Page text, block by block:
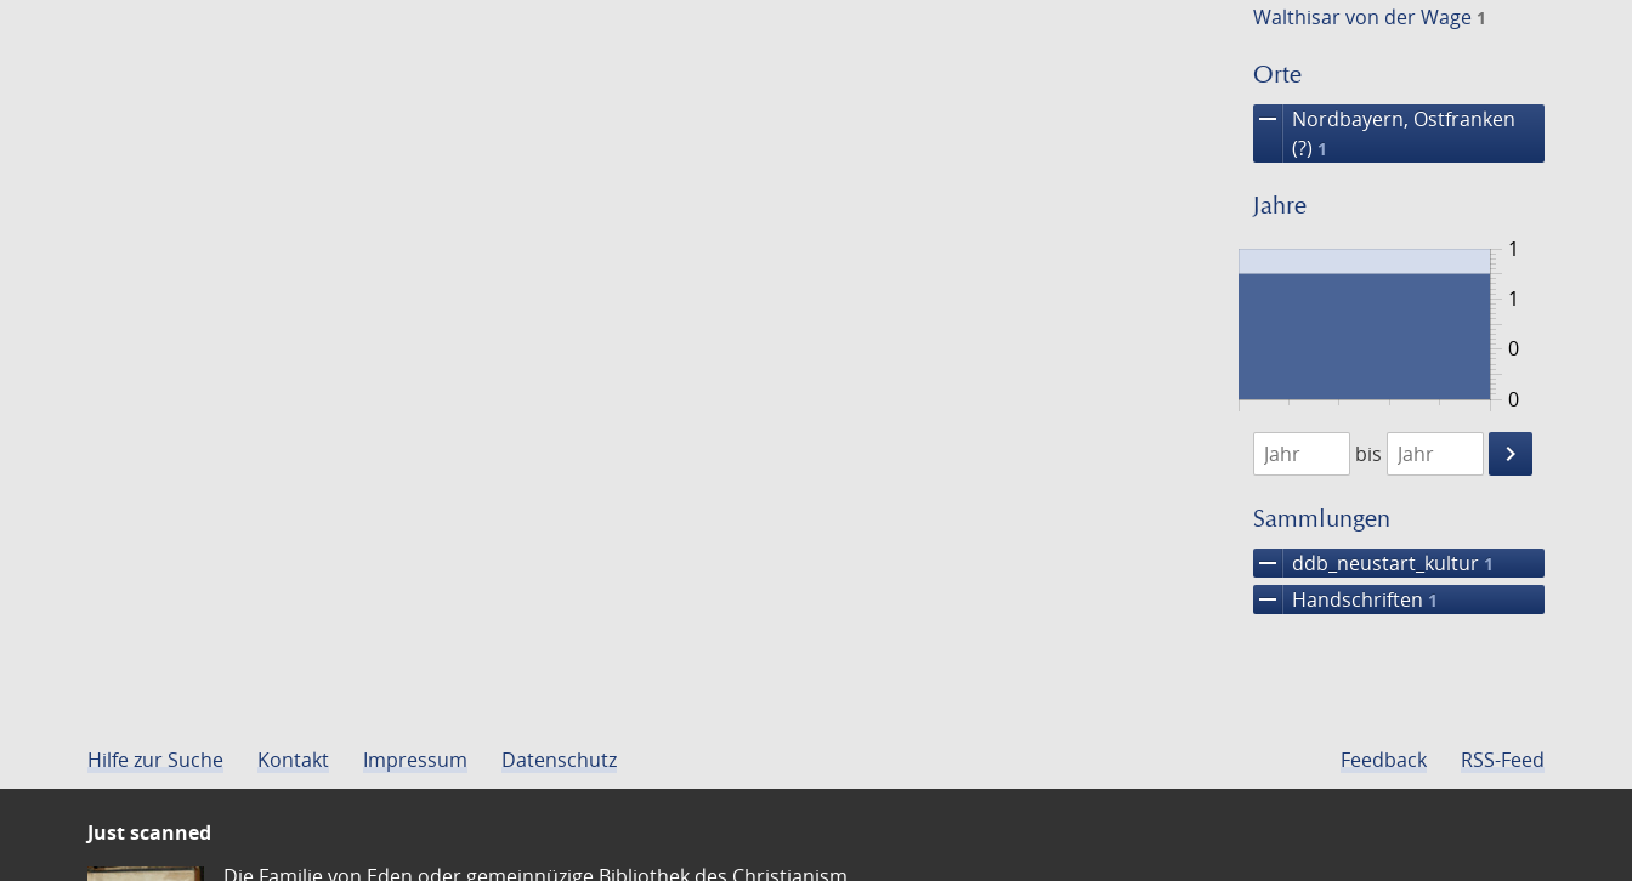
Walthisar von der Wage 1
Orte
remove
Nordbayern, Ostfranken
(?) 1
Jahre
0
1
0
1
1474
1475
bis
keyboard_arrow_right
Suche
Sammlungen
remove ddb_neustart_kultur 1
remove Handschriften 1
Hilfe zur Suche Kontakt Impressum Datenschutz Feedback RSS-Feed
Just scanned